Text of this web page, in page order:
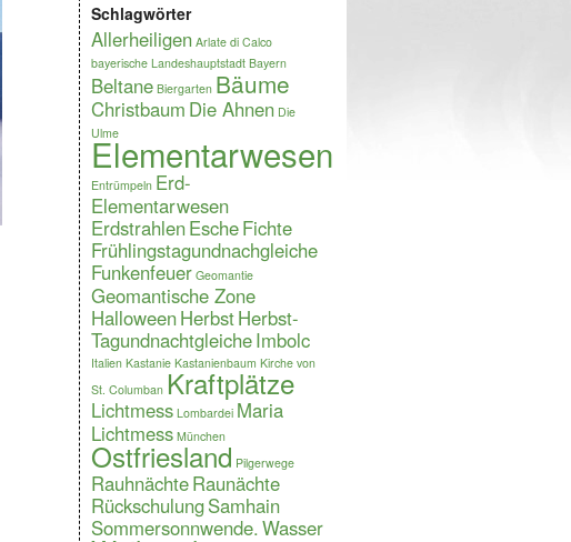
Schlagwörter
Allerheiligen Arlate di Calco
bayerische Landeshauptstadt Bayern
Beltane Biergarten Bäume
Christbaum Die Ahnen Die
Ulme
Elementarwesen
Entrümpeln Erd-
Elementarwesen
ErdstrahlenEscheFichte
Frühlingstagundnachgleiche
Funkenfeuer Geomantie
Geomantische Zone
HalloweenHerbstHerbst-
TagundnachtgleicheImbolc
Italien Kastanie Kastanienbaum Kirche von
St. Columban Kraftplätze
Lichtmess Lombardei Maria
Lichtmess München
Ostfriesland Pilgerwege
RauhnächteRaunächte
RückschulungSamhain
Sommersonnwende.Wasser